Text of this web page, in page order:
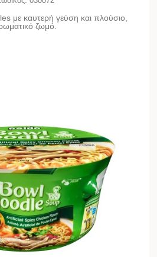
με καυτερή γεύση και πλούσιο,
ζωμό.